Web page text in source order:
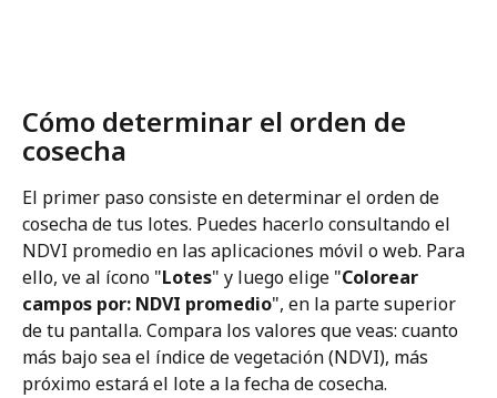
Cómo determinar el orden de
cosecha
El primer paso consiste en determinar el orden de
cosecha de tus lotes. Puedes hacerlo consultando el
NDVI promedio en las aplicaciones móvil o web. Para
ello, ve al ícono "Lotes" y luego elige "Colorear
campos por: NDVI promedio", en la parte superior
de tu pantalla. Compara los valores que veas: cuanto
más bajo sea el índice de vegetación (NDVI), más
próximo estará el lote a la fecha de cosecha.